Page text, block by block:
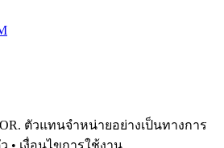
ตัวแทนจำหน่ายอย่างเป็นทางการ